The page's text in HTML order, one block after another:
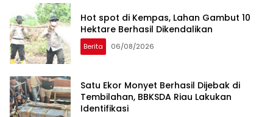
Hot spot di Kempas, Lahan Gambut 10
Hektare Berhasil Dikendalikan
Berita 06/08/2026
Satu Ekor Monyet Berhasil Dijebak di
Tembilahan, BBKSDA Riau Lakukan
Identifikasi